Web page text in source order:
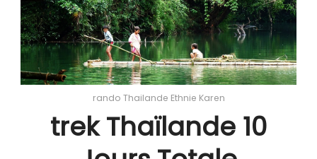
rando Thailande Ethnie Karen
trek Thaïlande 10